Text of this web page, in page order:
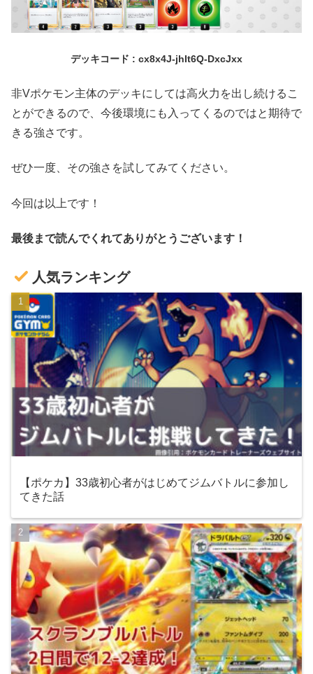
デッキコード : cx8x4J-jhIt6Q-DxcJxx
非Vポケモン主体のデッキにしては高火力を出し続けるこ
とができるので、今後環境にも入ってくるのではと期待で
きる強さです。
ぜひ一度、その強さを試してみてください。
今回は以上です！
最後まで読んでくれてありがとうございます！
人気ランキング
【ポケカ】33歳初心者がはじめてジムバトルに参加し
てきた話